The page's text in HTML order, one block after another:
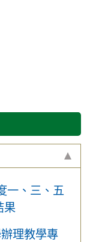
一、三、五
果
理教學專